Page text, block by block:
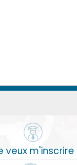
veux m'inscrire